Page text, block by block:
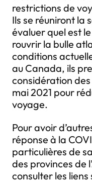
restrictions de
Ils se réuniront la
évaluer quel est
rouvrir la bulle
conditions
au Canada, ils
considération
mai 2021 pour
voyage.
Pour avoir
réponse à la
particulières de
des provinces de
consulter les liens